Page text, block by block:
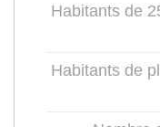
Habitants de
Habitants de